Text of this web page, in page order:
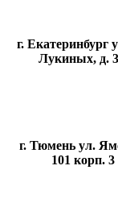
г. Екатеринбург
Лукиных, д.
г. Тюмень ул.
101 корп. 3